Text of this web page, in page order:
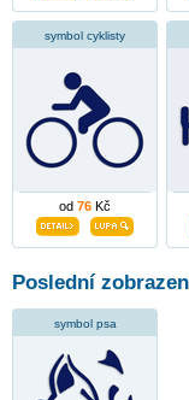
symbol cyklisty
od 76 Kč
Poslední
symbol psa